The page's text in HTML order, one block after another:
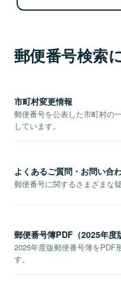
郵便番号検索
市町村変更情報
郵便番号を公表した市町村の
しています。
よくあるご質問・お問い合
郵便番号に関するさまざまな
郵便番号簿PDF（2025年度
2025年度版郵便番号簿をPDF
す。